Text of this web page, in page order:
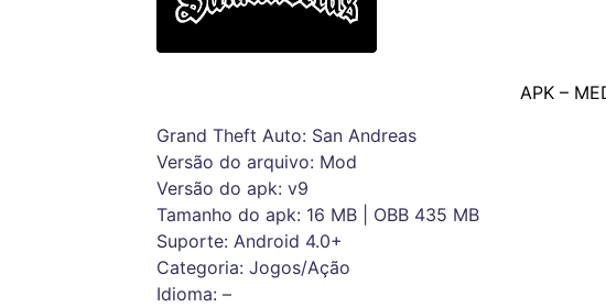
APK –
Grand Theft Auto: San Andreas
Versão do arquivo: Mod
Versão do apk: v9
Tamanho do apk: 16 MB | OBB 435 MB
Suporte: Android 4.0+
Categoria: Jogos/Ação
Idioma: –